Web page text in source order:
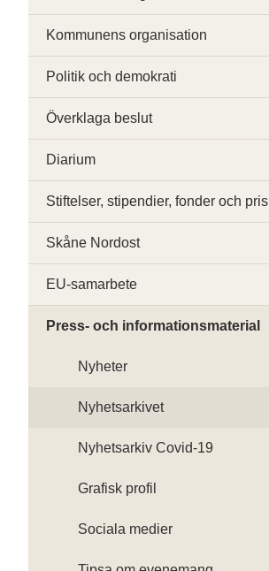
Kommunens organisation
Politik och demokrati
Överklaga beslut
Diarium
Stiftelser, stipendier, fonder och pris
Skåne Nordost
EU-samarbete
Press- och informationsmaterial
Nyheter
Nyhetsarkivet
Nyhetsarkiv Covid-19
Grafisk profil
Sociala medier